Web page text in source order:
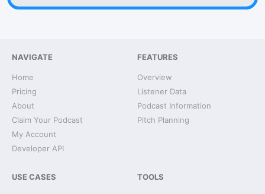
NAVIGATE
Home
Pricing
About
Claim Your Podcast
My Account
Developer API
FEATURES
Overview
Listener Data
Podcast Information
Pitch Planning
USE CASES TOOLS